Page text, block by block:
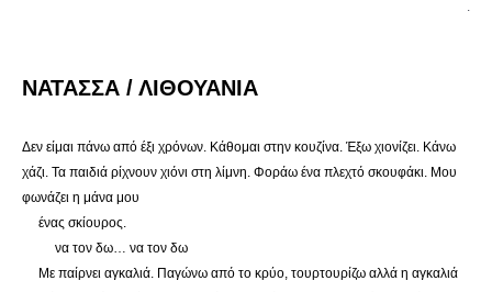
ΝΑΤΑΣΣΑ / ΛΙΘΟΥΑΝΙΑ
Δεν είμαι πάνω από έξι χρόνων. Κάθομαι στην κουζίνα. Έξω χιονίζει. Κάνω
χάζι. Τα παιδιά ρίχνουν χιόνι στη λίμνη. Φοράω ένα πλεχτό σκουφάκι. Μου
φωνάζει η μάνα μου
ένας σκίουρος.
να τον δω… να τον δω
Με παίρνει αγκαλιά. Παγώνω από το κρύο, τουρτουρίζω αλλά η αγκαλιά